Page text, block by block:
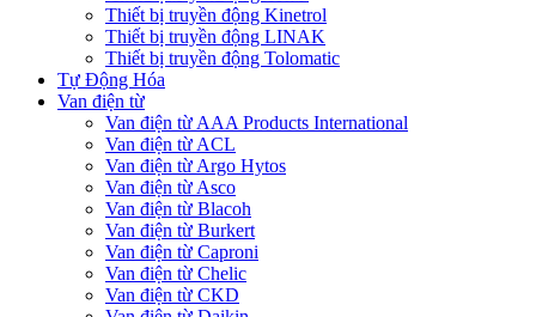
Thiết bị truyền động Kinetrol
Thiết bị truyền động LINAK
Thiết bị truyền động Tolomatic
Tự Động Hóa
Van điện từ
Van điện từ AAA Products International
Van điện từ ACL
Van điện từ Argo Hytos
Van điện từ Asco
Van điện từ Blacoh
Van điện từ Burkert
Van điện từ Caproni
Van điện từ Chelic
Van điện từ CKD